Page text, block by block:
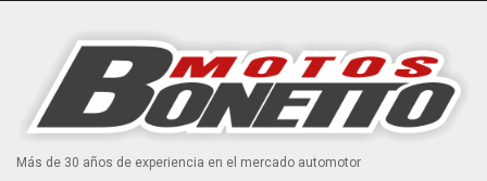
Más de 30 años de experiencia en el mercado automotor